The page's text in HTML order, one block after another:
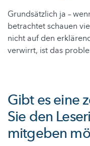
Grundsätzlich ja –
betrachtet schauen
nicht auf den
verwirrt, ist das
Gibt es eine
Sie den
mitgeben